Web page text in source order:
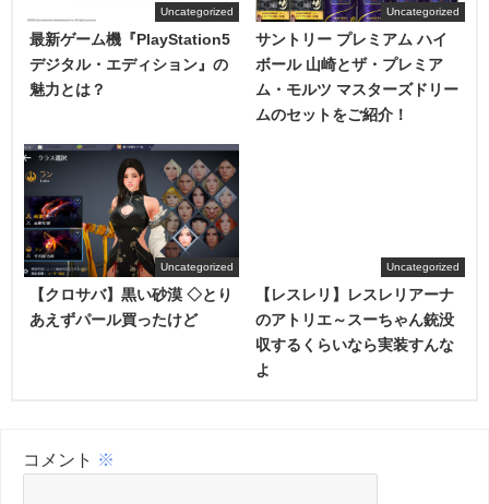
Uncategorized
最新ゲーム機『PlayStation5
デジタル・エディション』の
魅力とは？
Uncategorized
サントリー プレミアム ハイ
ボール 山崎とザ・プレミア
ム・モルツ マスターズドリー
ムのセットをご紹介！
Uncategorized
【クロサバ】黒い砂漠 ◇とり
あえずパール買ったけど
Uncategorized
【レスレリ】レスレリアーナ
のアトリエ～スーちゃん銃没
収するくらいなら実装すんな
よ
コメント ※